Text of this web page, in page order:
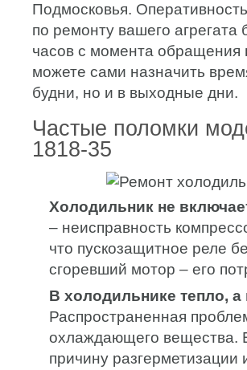
Подмосковья.
по ремонту вашего агрегата
часов с момента
можете сами назначить
будни, но и в выходные дни.
Частые поломки
1818-35
Холодильник не
– неисправность
что пускозащитное реле
сгоревший мотор – его
В холодильнике тепло,
Распространенная
охлаждающего вещества.
причину разгерметизации